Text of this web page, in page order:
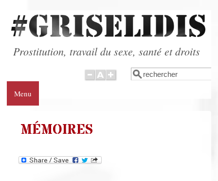
Prostitution, travail du sexe, santé et droits
Formulaire de
Rechercher
Menu
MÉMOIRES